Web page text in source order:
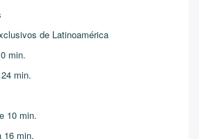
de Latinoamérica
min.
min.
10 min.
16 min.